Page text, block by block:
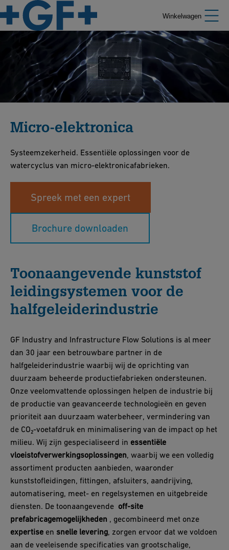
Winkelwagen
Micro-elektronica
Systeemzekerheid. Essentiële oplossingen voor de
watercyclus van micro-elektronicafabrieken.
Spreek met een expert
Brochure downloaden
Toonaangevende kunststof
leidingsystemen voor de
halfgeleiderindustrie
GF Industry and Infrastructure Flow Solutions is al meer
dan 30 jaar een betrouwbare partner in de
halfgeleiderindustrie waarbij wij de oprichting van
duurzaam beheerde productiefabrieken ondersteunen.
Onze veelomvattende oplossingen helpen de industrie bij
de productie van geavanceerde technologieën en geven
prioriteit aan duurzaam waterbeheer, vermindering van
de CO₂-voetafdruk en minimalisering van de impact op het
milieu. Wij zijn gespecialiseerd in essentiële
vloeistofverwerkingsoplossingen, waarbij we een volledig
assortiment producten aanbieden, waaronder
kunststofleidingen, fittingen, afsluiters, aandrijving,
automatisering, meet- en regelsystemen en uitgebreide
diensten. De toonaangevende off-site
prefabricagemogelijkheden , gecombineerd met onze
expertise en snelle levering, zorgen ervoor dat we voldoen
aan de veeleisende specificaties van grootschalige,